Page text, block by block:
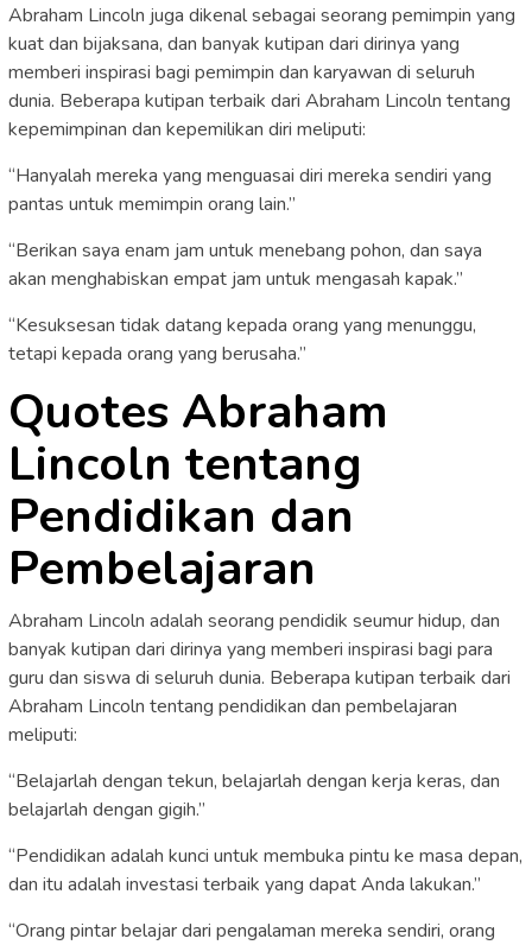
Abraham Lincoln juga dikenal sebagai seorang pemimpin yang
kuat dan bijaksana, dan banyak kutipan dari dirinya yang
memberi inspirasi bagi pemimpin dan karyawan di seluruh
dunia. Beberapa kutipan terbaik dari Abraham Lincoln tentang
kepemimpinan dan kepemilikan diri meliputi:
“Hanyalah mereka yang menguasai diri mereka sendiri yang
pantas untuk memimpin orang lain.”
“Berikan saya enam jam untuk menebang pohon, dan saya
akan menghabiskan empat jam untuk mengasah kapak.”
“Kesuksesan tidak datang kepada orang yang menunggu,
tetapi kepada orang yang berusaha.”
Quotes Abraham
Lincoln tentang
Pendidikan dan
Pembelajaran
Abraham Lincoln adalah seorang pendidik seumur hidup, dan
banyak kutipan dari dirinya yang memberi inspirasi bagi para
guru dan siswa di seluruh dunia. Beberapa kutipan terbaik dari
Abraham Lincoln tentang pendidikan dan pembelajaran
meliputi:
“Belajarlah dengan tekun, belajarlah dengan kerja keras, dan
belajarlah dengan gigih.”
“Pendidikan adalah kunci untuk membuka pintu ke masa depan,
dan itu adalah investasi terbaik yang dapat Anda lakukan.”
“Orang pintar belajar dari pengalaman mereka sendiri, orang